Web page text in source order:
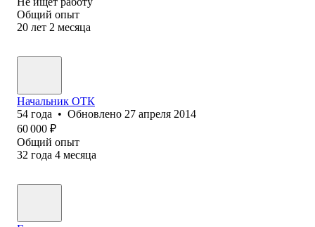
Общий опыт
20 лет 2 месяца
Начальник ОТК
54 года • Обновлено 27 апреля 2014
60 000 ₽
Общий опыт
32 года 4 месяца